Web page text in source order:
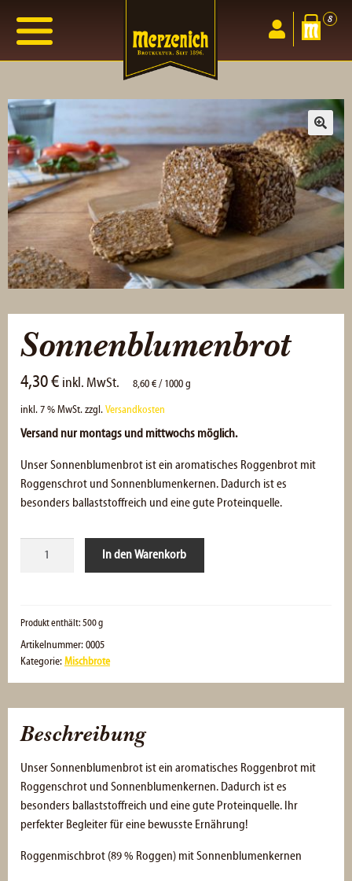
8
🔍
Sonnenblumenbrot
4,30€ inkl. MwSt. 8,60€ / 1000 g
inkl. 7 % MwSt. zzgl. Versandkosten
Versand nur montags und mittwochs möglich.
Unser Sonnenblumenbrot ist ein aromatisches Roggenbrot mit
Roggenschrot und Sonnenblumenkernen. Dadurch ist es
besonders ballaststoffreich und eine gute Proteinquelle.
Sonnenblumenbrot
In den Warenkorb
Produkt enthält: 500g
Artikelnummer: 0005
Kategorie: Mischbrote
Beschreibung
Unser Sonnenblumenbrot ist ein aromatisches Roggenbrot mit
Roggenschrot und Sonnenblumenkernen. Dadurch ist es
besonders ballaststoffreich und eine gute Proteinquelle. Ihr
perfekter Begleiter für eine bewusste Ernährung!
Roggenmischbrot (89 % Roggen) mit Sonnenblumenkernen